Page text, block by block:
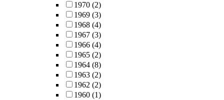
1970 (2)
1969 (3)
1968 (4)
1967 (3)
1966 (4)
1965 (2)
1964 (8)
1963 (2)
1962 (2)
1960 (1)